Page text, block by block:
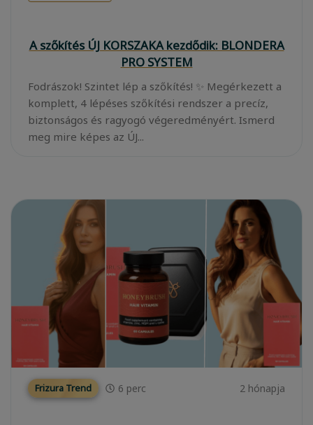
A szőkítés ÚJ KORSZAKA kezdődik: BLONDERA
PRO SYSTEM
Fodrászok! Szintet lép a szőkítés! ✨ Megérkezett a
komplett, 4 lépéses szőkítési rendszer a precíz,
biztonságos és ragyogó végeredményért. Ismerd
meg mire képes az ÚJ...
Frizura Trend 6 perc 2 hónapja